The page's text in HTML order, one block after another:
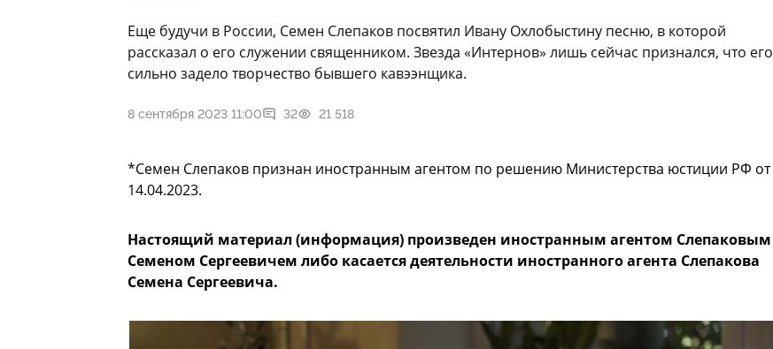
Еще будучи в России, Семен Слепаков посвятил Ивану Охлобыстину песню, в которой
рассказал о его служении священником. Звезда «Интернов» лишь сейчас признался, что его
сильно задело творчество бывшего кавээнщика.
8 сентября 2023 11:00 32 21 518
*Семен Слепаков признан иностранным агентом по решению Министерства юстиции РФ от
14.04.2023.
Настоящий материал (информация) произведен иностранным агентом Слепаковым
Семеном Сергеевичем либо касается деятельности иностранного агента Слепакова
Семена Сергеевича.